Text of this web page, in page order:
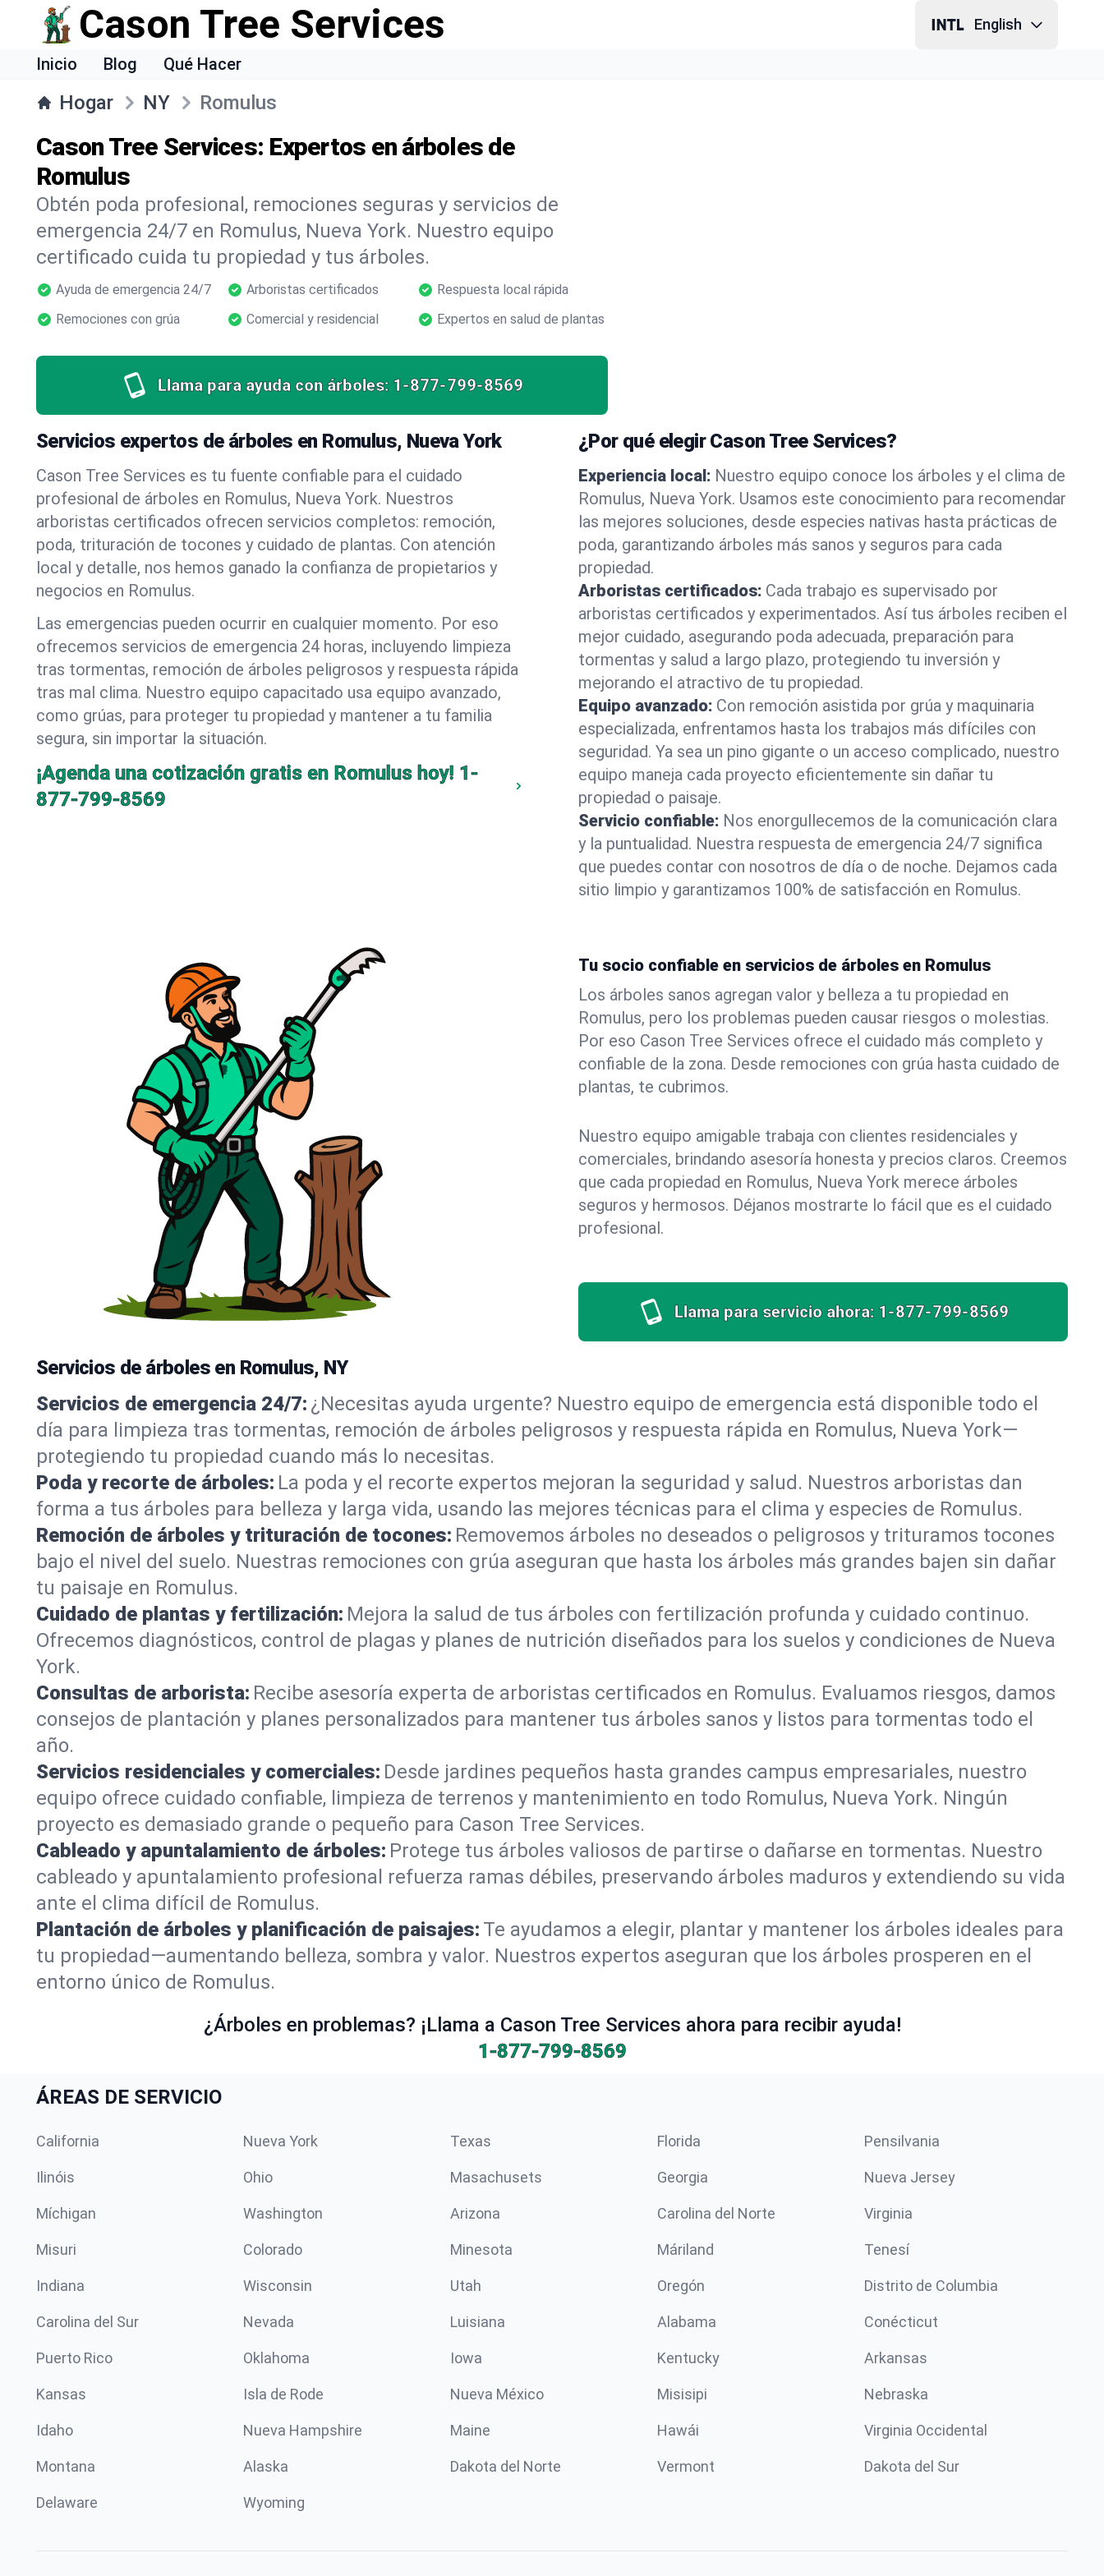
Cason Tree Services English
Inicio Blog Qué Hacer
Hogar NY Romulus
Cason Tree Services: Expertos en árboles de
Romulus
Obtén poda profesional, remociones seguras y servicios de
emergencia 24/7 en Romulus, Nueva York. Nuestro equipo
certificado cuida tu propiedad y tus árboles.
Ayuda de emergencia 24/7 Arboristas certificados
Respuesta local rápida
Remociones con grúa
Comercial y residencial Expertos en salud de plantas
Llama para ayuda con árboles: 1-877-799-8569
Servicios expertos de árboles en Romulus, Nueva York
Cason Tree Services es tu fuente confiable para el cuidado
profesional de árboles en Romulus, Nueva York. Nuestros
arboristas certificados ofrecen servicios completos: remoción,
poda, trituración de tocones y cuidado de plantas. Con atención
local y detalle, nos hemos ganado la confianza de propietarios y
negocios en Romulus.
Las emergencias pueden ocurrir en cualquier momento. Por eso
ofrecemos servicios de emergencia 24 horas, incluyendo limpieza
tras tormentas, remoción de árboles peligrosos y respuesta rápida
tras mal clima. Nuestro equipo capacitado usa equipo avanzado,
como grúas, para proteger tu propiedad y mantener a tu familia
segura, sin importar la situación.
¡Agenda una cotización gratis en Romulus hoy! 1-
877-799-8569
¿Por qué elegir Cason Tree Services?
Experiencia local: Nuestro equipo conoce los árboles y el clima de
Romulus, Nueva York. Usamos este conocimiento para recomendar
las mejores soluciones, desde especies nativas hasta prácticas de
poda, garantizando árboles más sanos y seguros para cada
propiedad.
Arboristas certificados: Cada trabajo es supervisado por
arboristas certificados y experimentados. Así tus árboles reciben el
mejor cuidado, asegurando poda adecuada, preparación para
tormentas y salud a largo plazo, protegiendo tu inversión y
mejorando el atractivo de tu propiedad.
Equipo avanzado: Con remoción asistida por grúa y maquinaria
especializada, enfrentamos hasta los trabajos más difíciles con
seguridad. Ya sea un pino gigante o un acceso complicado, nuestro
equipo maneja cada proyecto eficientemente sin dañar tu
propiedad o paisaje.
Servicio confiable: Nos enorgullecemos de la comunicación clara
y la puntualidad. Nuestra respuesta de emergencia 24/7 significa
que puedes contar con nosotros de día o de noche. Dejamos cada
sitio limpio y garantizamos 100% de satisfacción en Romulus.
Tu socio confiable en servicios de árboles en Romulus
Los árboles sanos agregan valor y belleza a tu propiedad en
Romulus, pero los problemas pueden causar riesgos o molestias.
Por eso Cason Tree Services ofrece el cuidado más completo y
confiable de la zona. Desde remociones con grúa hasta cuidado de
plantas, te cubrimos.
Nuestro equipo amigable trabaja con clientes residenciales y
comerciales, brindando asesoría honesta y precios claros. Creemos
que cada propiedad en Romulus, Nueva York merece árboles
seguros y hermosos. Déjanos mostrarte lo fácil que es el cuidado
profesional.
Llama para servicio ahora: 1-877-799-8569
Servicios de árboles en Romulus, NY
Servicios de emergencia 24/7: ¿Necesitas ayuda urgente? Nuestro equipo de emergencia está disponible todo el
día para limpieza tras tormentas, remoción de árboles peligrosos y respuesta rápida en Romulus, Nueva York—
protegiendo tu propiedad cuando más lo necesitas.
Poda y recorte de árboles: La poda y el recorte expertos mejoran la seguridad y salud. Nuestros arboristas dan
forma a tus árboles para belleza y larga vida, usando las mejores técnicas para el clima y especies de Romulus.
Remoción de árboles y trituración de tocones: Removemos árboles no deseados o peligrosos y trituramos tocones
bajo el nivel del suelo. Nuestras remociones con grúa aseguran que hasta los árboles más grandes bajen sin dañar
tu paisaje en Romulus.
Cuidado de plantas y fertilización: Mejora la salud de tus árboles con fertilización profunda y cuidado continuo.
Ofrecemos diagnósticos, control de plagas y planes de nutrición diseñados para los suelos y condiciones de Nueva
York.
Consultas de arborista: Recibe asesoría experta de arboristas certificados en Romulus. Evaluamos riesgos, damos
consejos de plantación y planes personalizados para mantener tus árboles sanos y listos para tormentas todo el
año.
Servicios residenciales y comerciales: Desde jardines pequeños hasta grandes campus empresariales, nuestro
equipo ofrece cuidado confiable, limpieza de terrenos y mantenimiento en todo Romulus, Nueva York. Ningún
proyecto es demasiado grande o pequeño para Cason Tree Services.
Cableado y apuntalamiento de árboles: Protege tus árboles valiosos de partirse o dañarse en tormentas. Nuestro
cableado y apuntalamiento profesional refuerza ramas débiles, preservando árboles maduros y extendiendo su vida
ante el clima difícil de Romulus.
Plantación de árboles y planificación de paisajes: Te ayudamos a elegir, plantar y mantener los árboles ideales para
tu propiedad—aumentando belleza, sombra y valor. Nuestros expertos aseguran que los árboles prosperen en el
entorno único de Romulus.
¿Árboles en problemas? ¡Llama a Cason Tree Services ahora para recibir ayuda!
1-877-799-8569
ÁREAS DE SERVICIO
California Nueva York Texas Florida Pensilvania
Ilinóis Ohio Masachusets Georgia Nueva Jersey
Míchigan Washington Arizona Carolina del Norte Virginia
Misuri Colorado Minesota Máriland Tenesí
Indiana Wisconsin Utah Oregón Distrito de Columbia
Carolina del Sur Nevada Luisiana Alabama Conécticut
Puerto Rico Oklahoma Iowa Kentucky Arkansas
Kansas Isla de Rode Nueva México Misisipi Nebraska
Idaho Nueva Hampshire Maine Hawái Virginia Occidental
Montana Alaska Dakota del Norte Vermont Dakota del Sur
Delaware Wyoming